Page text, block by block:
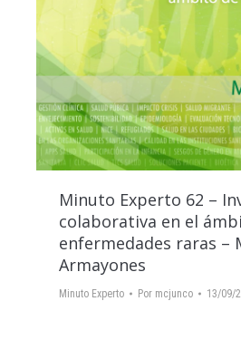
Minuto Experto 62 –
colaborativa en el
enfermedades raras –
Armayones
Minuto Experto Por mcjunco 13/09/